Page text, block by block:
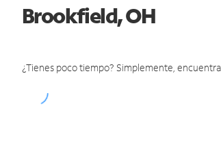
Brookfield, OH
¿Tienes poco tiempo? Simplemente,